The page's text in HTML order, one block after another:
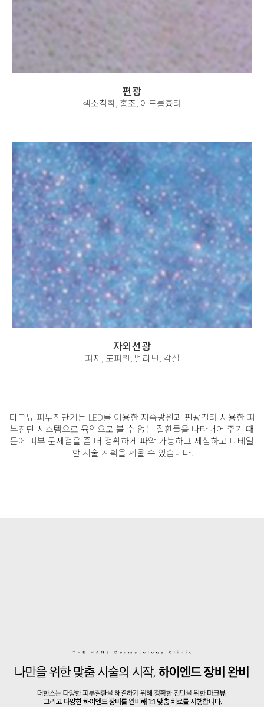
편광
색소침착, 홍조, 여드름흉터
자외선광
피지, 포피린, 멜라닌, 각질
마크뷰 피부진단기는 LED를 이용한 지속광원과 편광필터 사용한 피
부진단 시스템으로 육안으로 볼 수 없는 질환들을 나타내어 주기 때
문에 피부 문제점을 좀 더 정확하게 파악 가능하고 세심하고 디테일
한 시술 계획을 세울 수 있습니다.